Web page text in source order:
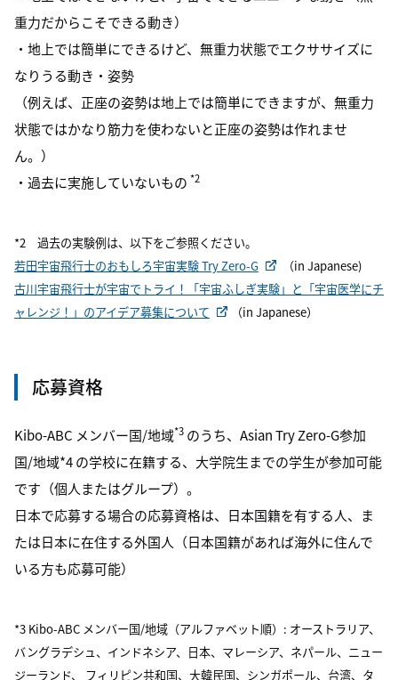
重力だからこそできる動き）
・地上では簡単にできるけど、無重力状態でエクササイズに
なりうる動き・姿勢
（例えば、正座の姿勢は地上では簡単にできますが、無重力
状態ではかなり筋力を使わないと正座の姿勢は作れませ
ん。）
・過去に実施していないもの *2
*2 過去の実験例は、以下をご参照ください。
若田宇宙飛行士のおもしろ宇宙実験 Try Zero-G
（in Japanese)
古川宇宙飛行士が宇宙でトライ！「宇宙ふしぎ実験」と「宇宙医学にチ
ャレンジ！」のアイデア募集について
（in Japanese）
応募資格
Kibo-ABC メンバー国/地域*3 のうち、Asian Try Zero-G参加
国/地域*4 の学校に在籍する、大学院生までの学生が参加可能
です（個人またはグループ）。
日本で応募する場合の応募資格は、日本国籍を有する人、ま
たは日本に在住する外国人（日本国籍があれば海外に住んで
いる方も応募可能）
*3 Kibo-ABC メンバー国/地域（アルファベット順）: オーストラリア、
バングラデシュ、インドネシア、日本、マレーシア、ネパール、ニュー
ジーランド、 フィリピン共和国、大韓民国、シンガポール、台湾、タ